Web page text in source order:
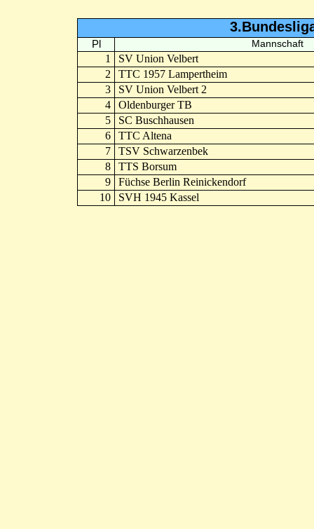
Pl Mannschaft
1
SV Union Velbert
2
TTC 1957 Lampertheim
3
SV Union Velbert 2
4
Oldenburger TB
5
SC Buschhausen
6
TTC Altena
7
TSV Schwarzenbek
8
TTS Borsum
9
Füchse Berlin Reinickendorf
10
SVH 1945 Kassel